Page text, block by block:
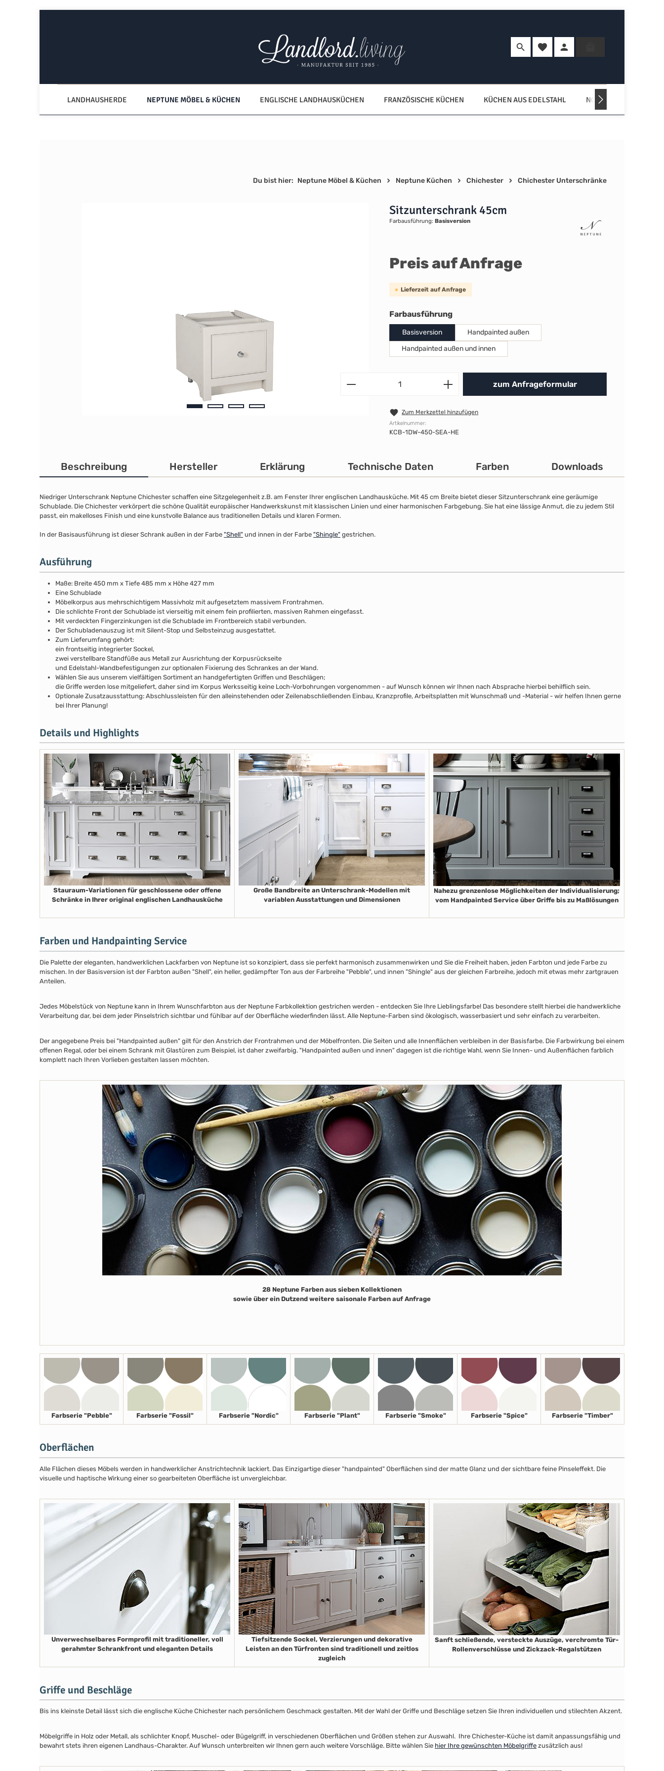
Du hast 0 Produkte auf dem Merkzettel
LANDHAUSHERDE NEPTUNE MÖBEL & KÜCHEN ENGLISCHE LANDHAUSKÜCHEN FRANZÖSISCHE KÜCHEN KÜCHEN AUS EDELSTAHL NORDISCHE KÜCHEN
Du bist hier: Neptune Möbel & Küchen Neptune Küchen Chichester Chichester Unterschränke
Sitzunterschrank 45cm
Farbausführung: Basisversion
Preis auf Anfrage
Lieferzeit auf Anfrage
Farbausführungauswählen
Basisversion
Handpainted außen
Handpainted außen und innen
Produkt Anzahl: Gib den
zum Anfrageformular
Zum Merkzettel hinzufügen
Artikelnummer:
KCB-1DW-450-SEA-HE
Beschreibung Hersteller Erklärung Technische Daten Farben Downloads
Niedriger Unterschrank Neptune Chichester schaffen eine Sitzgelegenheit z.B. am Fenster Ihrer englischen Landhausküche. Mit 45 cm Breite bietet dieser Sitzunterschrank eine geräumige
Schublade. Die Chichester verkörpert die schöne Qualität europäischer Handwerkskunst mit klassischen Linien und einer harmonischen Farbgebung. Sie hat eine lässige Anmut, die zu jedem Stil
passt, ein makelloses Finish und eine kunstvolle Balance aus traditionellen Details und klaren Formen.
In der Basisausführung ist dieser Schrank außen in der Farbe "Shell" und innen in der Farbe "Shingle" gestrichen.
Ausführung
Maße: Breite 450 mm x Tiefe 485 mm x Höhe 427 mm
Eine Schublade
Möbelkorpus aus mehrschichtigem Massivholz mit aufgesetztem massivem Frontrahmen.
Die schlichte Front der Schublade ist vierseitig mit einem fein profilierten, massiven Rahmen eingefasst.
Mit verdeckten Fingerzinkungen ist die Schublade im Frontbereich stabil verbunden.
Der Schubladenauszug ist mit Silent-Stop und Selbsteinzug ausgestattet.
Zum Lieferumfang gehört:
ein frontseitig integrierter Sockel,
zwei verstellbare Standfüße aus Metall zur Ausrichtung der Korpusrückseite
und Edelstahl-Wandbefestigungen zur optionalen Fixierung des Schrankes an der Wand.
Wählen Sie aus unserem vielfältigen Sortiment an handgefertigten Griffen und Beschlägen;
die Griffe werden lose mitgeliefert, daher sind im Korpus Werksseitig keine Loch-Vorbohrungen vorgenommen - auf Wunsch können wir Ihnen nach Absprache hierbei behilflich sein.
Optionale Zusatzausstattung: Abschlussleisten für den alleinstehenden oder Zeilenabschließenden Einbau, Kranzprofile, Arbeitsplatten mit Wunschmaß und -Material - wir helfen Ihnen gerne
bei Ihrer Planung!
Details und Highlights
Stauraum-Variationen für geschlossene oder offene
Schränke in Ihrer original englischen Landhausküche
Große Bandbreite an Unterschrank-Modellen mit
variablen Ausstattungen und Dimensionen
Nahezu grenzenlose Möglichkeiten der Individualisierung;
vom Handpainted Service über Griffe bis zu Maßlösungen
Farben und Handpainting Service
Die Palette der eleganten, handwerklichen Lackfarben von Neptune ist so konzipiert, dass sie perfekt harmonisch zusammenwirken und Sie die Freiheit haben, jeden Farbton und jede Farbe zu
mischen. In der Basisversion ist der Farbton außen "Shell", ein heller, gedämpfter Ton aus der Farbreihe "Pebble", und innen "Shingle" aus der gleichen Farbreihe, jedoch mit etwas mehr zartgrauen
Anteilen.
Jedes Möbelstück von Neptune kann in Ihrem Wunschfarbton aus der Neptune Farbkollektion gestrichen werden - entdecken Sie Ihre Lieblingsfarbe! Das besondere stellt hierbei die handwerkliche
Verarbeitung dar, bei dem jeder Pinselstrich sichtbar und fühlbar auf der Oberfläche wiederfinden lässt. Alle Neptune-Farben sind ökologisch, wasserbasiert und sehr einfach zu verarbeiten.
Der angegebene Preis bei "Handpainted außen" gilt für den Anstrich der Frontrahmen und der Möbelfronten. Die Seiten und alle Innenflächen verbleiben in der Basisfarbe. Die Farbwirkung bei einem
offenen Regal, oder bei einem Schrank mit Glastüren zum Beispiel, ist daher zweifarbig. "Handpainted außen und innen" dagegen ist die richtige Wahl, wenn Sie Innen- und Außenflächen farblich
komplett nach Ihren Vorlieben gestalten lassen möchten.
28 Neptune Farben aus sieben Kollektionen
sowie über ein Dutzend weitere saisonale Farben auf Anfrage
Farbserie "Pebble" Farbserie "Fossil" Farbserie "Nordic" Farbserie "Plant" Farbserie "Smoke" Farbserie "Spice" Farbserie "Timber"
Oberflächen
Alle Flächen dieses Möbels werden in handwerklicher Anstrichtechnik lackiert. Das Einzigartige dieser "handpainted" Oberflächen sind der matte Glanz und der sichtbare feine Pinseleffekt. Die
visuelle und haptische Wirkung einer so gearbeiteten Oberfläche ist unvergleichbar.
Unverwechselbares Formprofil mit traditioneller, voll
gerahmter Schrankfront und eleganten Details
Tiefsitzende Sockel, Verzierungen und dekorative
Leisten an den Türfronten sind traditionell und zeitlos
zugleich
Sanft schließende, versteckte Auszüge, verchromte Tür-
Rollenverschlüsse und Zickzack-Regalstützen
Griffe und Beschläge
Bis ins kleinste Detail lässt sich die englische Küche Chichester nach persönlichem Geschmack gestalten. Mit der Wahl der Griffe und Beschläge setzen Sie Ihren individuellen und stilechten Akzent.
Möbelgriffe in Holz oder Metall, als schlichter Knopf, Muschel- oder Bügelgriff, in verschiedenen Oberflächen und Größen stehen zur Auswahl. Ihre Chichester-Küche ist damit anpassungsfähig und
bewahrt stets ihren eigenen Landhaus-Charakter. Auf Wunsch unterbreiten wir Ihnen gern auch weitere Vorschläge. Bitte wählen Sie hier Ihre gewünschten Möbelgriffe zusätzlich aus!